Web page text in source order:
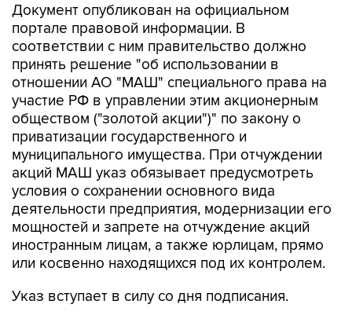
Документ опубликован на официальном
портале правовой информации. В
соответствии с ним правительство должно
принять решение "об использовании в
отношении АО "МАШ" специального права на
участие РФ в управлении этим акционерным
обществом ("золотой акции")" по закону о
приватизации государственного и
муниципального имущества. При отчуждении
акций МАШ указ обязывает предусмотреть
условия о сохранении основного вида
деятельности предприятия, модернизации его
мощностей и запрете на отчуждение акций
иностранным лицам, а также юрлицам, прямо
или косвенно находящихся под их контролем.
Указ вступает в силу со дня подписания.